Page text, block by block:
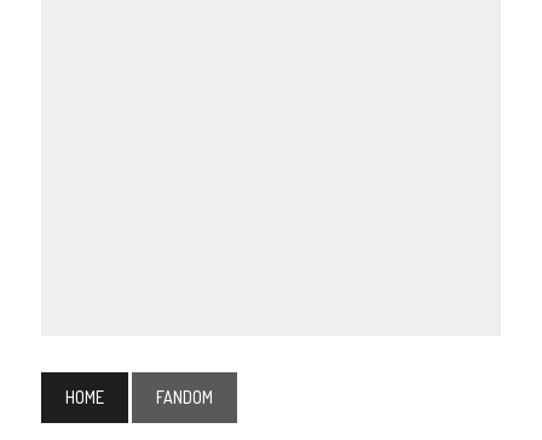
HOME FANDOM